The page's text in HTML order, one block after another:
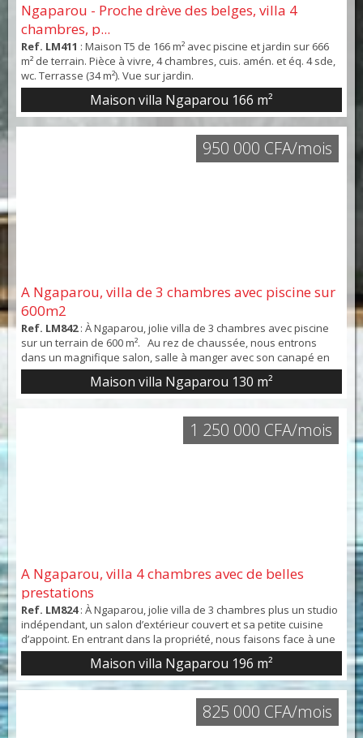
Ngaparou - Proche drève des belges, villa 4
chambres, p...
Ref. LM411 : Maison T5 de 166 m² avec piscine et jardin sur 666
m² de terrain. Pièce à vivre, 4 chambres, cuis. amén. et éq. 4 sde,
wc. Terrasse (34 m²). Vue sur jardin.
Maison villa Ngaparou 166 m²
A Ngaparou, villa de 3 chambres avec piscine sur
600m2
Ref. LM842: À Ngaparou, jolie villa de 3 chambres avec piscine
sur un terrain de 600 m². Au rez de chaussée, nous entrons
dans un magnifique salon, salle à manger avec son canapé en
cuir. En prolongement, se trouve la cuisine américaine très bien
équipée et son arrière cuisine. Une première chambre avec sa
Maison villa Ngaparou 130 m²
950 000 CFA/mois
A Ngaparou, villa 4 chambres avec de belles
prestations
Ref. LM824: À Ngaparou, jolie villa de 3 chambres plus un studio
indépendant, un salon d’extérieur couvert et sa petite cuisine
d’appoint. En entrant dans la propriété, nous faisons face à une
piscine solaire de 4 x 8 avec jacuzzi intégré. Intérieurement, au
rez-de-chaussée, nous entrons dans une vaste partie jour
lumineuse composée d’un salon, salle à manger de 45 m²,
Maison villa Ngaparou 196 m²
1 250 000 CFA/mois
825 000 CFA/mois